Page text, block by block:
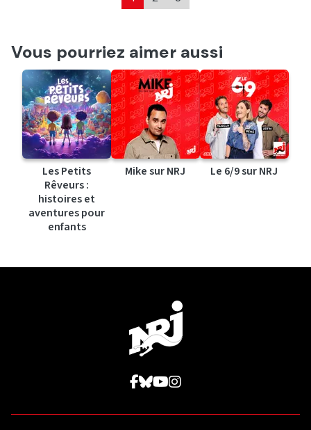
Vous pourriez aimer aussi
Les Petits
Rêveurs :
histoires et
aventures pour
enfants
Mike sur NRJ Le 6/9 sur NRJ